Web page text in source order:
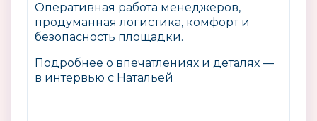
Оперативная работа менеджеров,
продуманная логистика, комфорт и
безопасность площадки.
Подробнее о впечатлениях и деталях —
в интервью с Натальей